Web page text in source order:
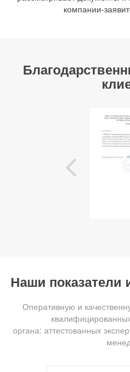
компании-
Наши показатели
Оперативную и
органа: аттестованных